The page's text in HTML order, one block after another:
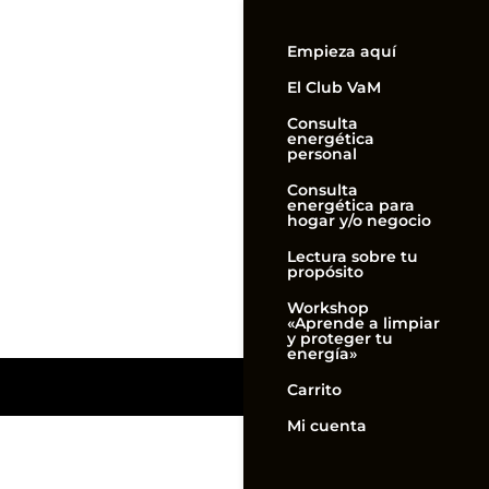
Empieza aquí
El Club VaM
Consulta
energética
personal
Consulta
energética para
hogar y/o negocio
Lectura sobre tu
propósito
Workshop
«Aprende a limpiar
y proteger tu
energía»
Carrito
Mi cuenta